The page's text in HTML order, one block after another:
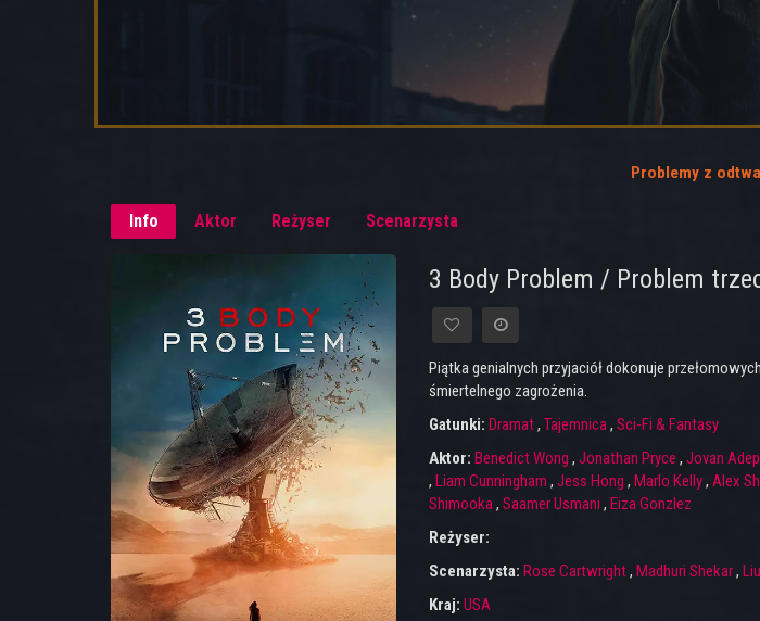
Problemy z
Info Aktor Reżyser Scenarzysta
3 Body Problem / Problem
Piątka genialnych przyjaciół dokonuje
śmiertelnego zagrożenia.
Gatunki: Dramat, Tajemnica, Sci-Fi & Fantasy
Aktor: Benedict Wong , Jonathan Pryce , Jovan
, Liam Cunningham , Jess Hong , Marlo Kelly, Alex
Shimooka, Saamer Usmani , Eiza Gonzlez
Reżyser:
Scenarzysta: Rose Cartwright, Madhuri Shekar,
Kraj: USA